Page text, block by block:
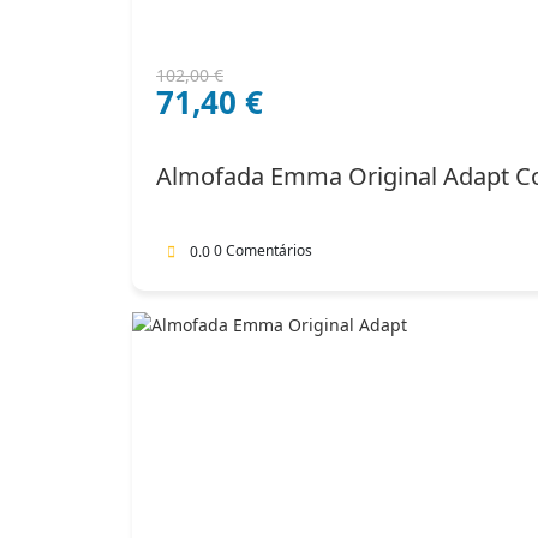
102,00€
O
preço
102,00 €.
71,40 €
O
preço
71,40 €.
Almofada Emma Original Adapt
0.00 Comentários